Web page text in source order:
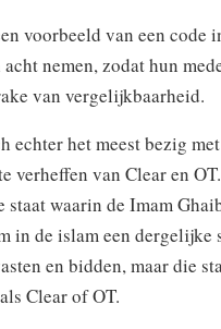
voorbeeld van een code
nemen, zodat hun
van vergelijkbaarheid.
echter het meest bezig met
verheffen van Clear en
staat waarin de Imam
in de islam een
en bidden, maar die
Clear of OT.